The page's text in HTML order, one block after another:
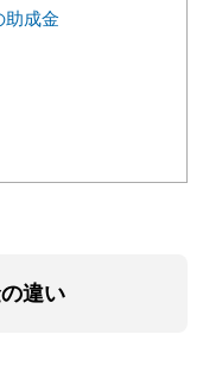
助成金
違い